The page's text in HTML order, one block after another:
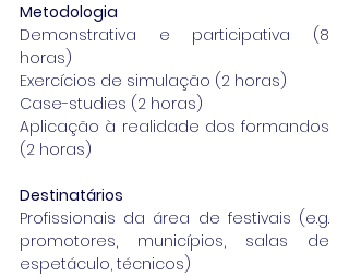
Metodologia
Demonstrativa e participativa (8
horas)
Exercícios de simulação (2 horas)
Case-studies (2 horas)
Aplicação à realidade dos formandos
(2 horas)
Destinatários
Profissionais da área de festivais (e.g.
promotores, municípios, salas de
espetáculo, técnicos)